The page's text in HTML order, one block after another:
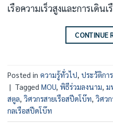
เรือความเร็วสูงและการเดิ
CONTINUE
Posted in ความรู้ทั่วไป, ประวัติกา
| Tagged MOU, พิธีร่วมลงนาม, ม
สตูล, วิศวกรสายเรือสปีดโบ๊ท, วิศวก
กลเรือสปีดโบ๊ท